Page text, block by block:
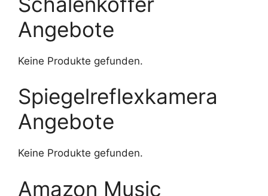
Angebote
Keine Produkte gefunden.
Spiegelreflexkamera
Angebote
Keine Produkte gefunden.
Amazon Music